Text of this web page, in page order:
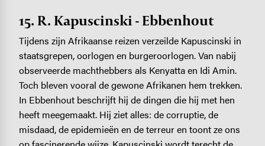
15. R. Kapuscinski - Ebbenhout
Tijdens zijn Afrikaanse reizen verzeilde Kapuscinski in
staatsgrepen, oorlogen en burgeroorlogen. Van nabij
observeerde machthebbers als Kenyatta en Idi Amin.
Toch bleven vooral de gewone Afrikanen hem trekken.
In Ebbenhout beschrijft hij de dingen die hij met hen
heeft meegemaakt. Hij ziet alles: de corruptie, de
misdaad, de epidemieën en de terreur en toont ze ons